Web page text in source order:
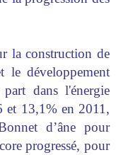
la construction de
le développement
dans l'énergie
et 13,1% en 2011,
d’âne pour
progressé, pour